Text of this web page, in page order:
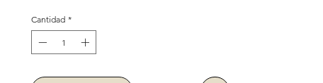
Cantidad *